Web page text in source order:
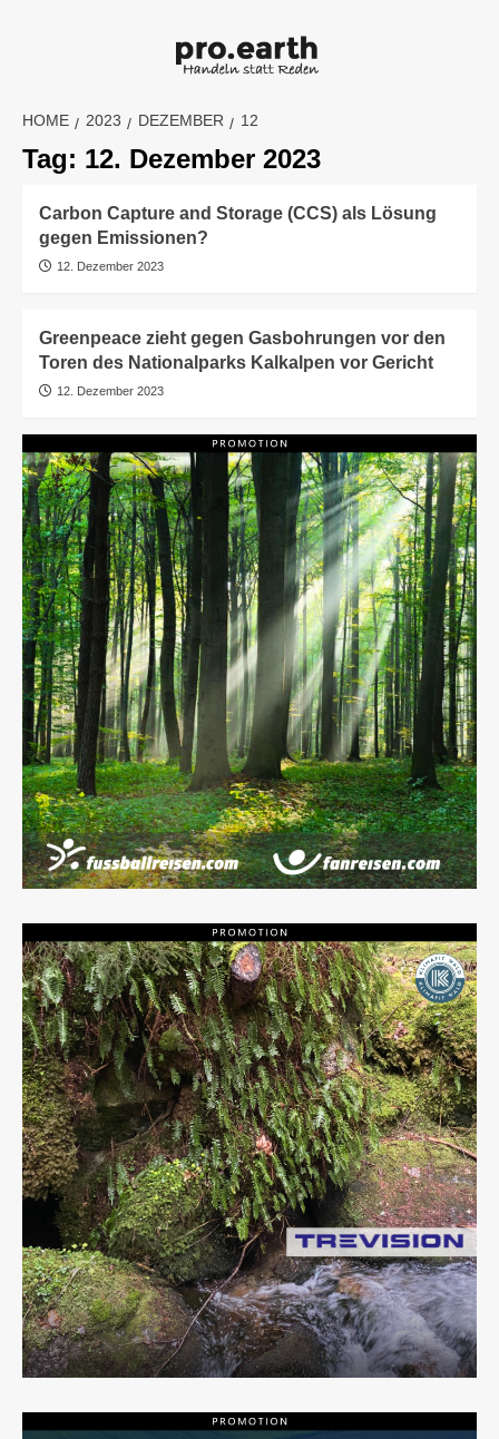
HOME 2023 DEZEMBER 12
Tag: 12. Dezember 2023
Carbon Capture and Storage (CCS) als Lösung
gegen Emissionen?
12. Dezember 2023
Greenpeace zieht gegen Gasbohrungen vor den
Toren des Nationalparks Kalkalpen vor Gericht
12. Dezember 2023